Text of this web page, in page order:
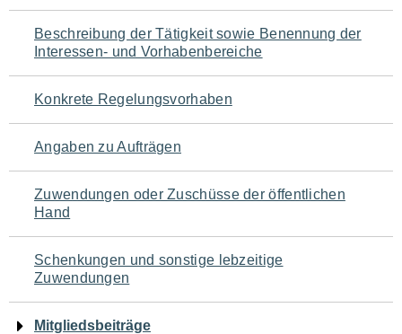
für
den
Seiteninhalt
Beschreibung der Tätigkeit sowie Benennung der
Interessen- und Vorhabenbereiche
Konkrete Regelungsvorhaben
Angaben zu Aufträgen
Zuwendungen oder Zuschüsse der öffentlichen
Hand
Schenkungen und sonstige lebzeitige
Zuwendungen
Mitgliedsbeiträge